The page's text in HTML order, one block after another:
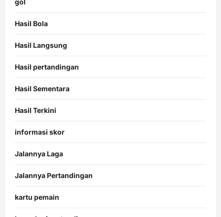
gol
Hasil Bola
Hasil Langsung
Hasil pertandingan
Hasil Sementara
Hasil Terkini
informasi skor
Jalannya Laga
Jalannya Pertandingan
kartu pemain